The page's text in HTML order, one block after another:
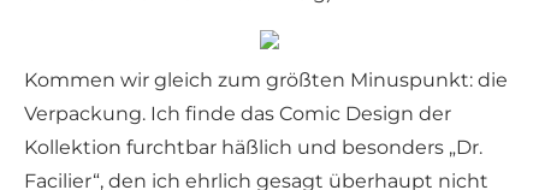
Kommen wir gleich zum größten Minuspunkt: die
Verpackung. Ich finde das Comic Design der
Kollektion furchtbar häßlich und besonders „Dr.
Facilier“, den ich ehrlich gesagt überhaupt nicht